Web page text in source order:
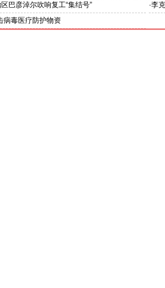
巴彦淖尔吹响复工“集结号” ·李
病毒医疗防护物资